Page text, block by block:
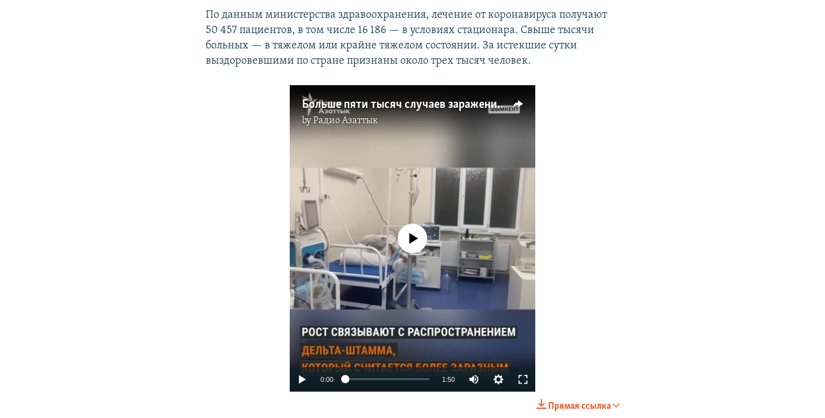
По данным министерства здравоохранения, лечение от коронавируса получают
50 457 пациентов, в том числе 16 186 — в условиях стационара. Свыше тысячи
больных — в тяжелом или крайне тяжелом состоянии. За истекшие сутки
выздоровевшими по стране признаны около трех тысяч человек.
Больше пяти тысяч случаев заражения за сутки. Дельта-штамм и рост заболеваемости
byРадио Азаттык
No media source currently available
0:00 1:50
Прямая ссылка